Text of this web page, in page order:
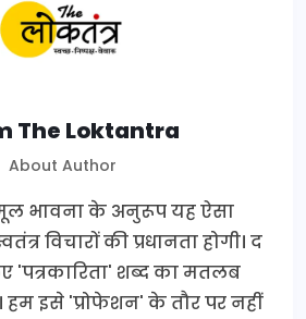
The Loktantra
About Author
भावना के अनुरूप यह ऐसा
विचारों की प्रधानता होगी। द
'पत्रकारिता' शब्द का मतलब
इसे 'प्रोफेशन' के तौर पर नहीं